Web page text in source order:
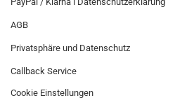
AGB
Privatsphäre und Datenschutz
Callback Service
Cookie Einstellungen